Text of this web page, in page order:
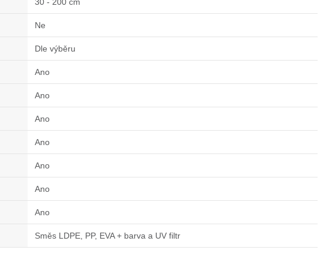
Ne
Dle výběru
Ano
Ano
Ano
Ano
Ano
Ano
Ano
Směs LDPE, PP, EVA + barva a UV filtr